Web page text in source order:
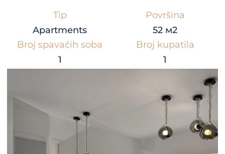
Tip
Apartments
Površina
52 м2
Broj spavaćih soba
1
Broj kupatila
1